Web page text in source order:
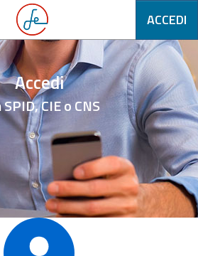
ACCEDI
Accedi
CIE o CNS